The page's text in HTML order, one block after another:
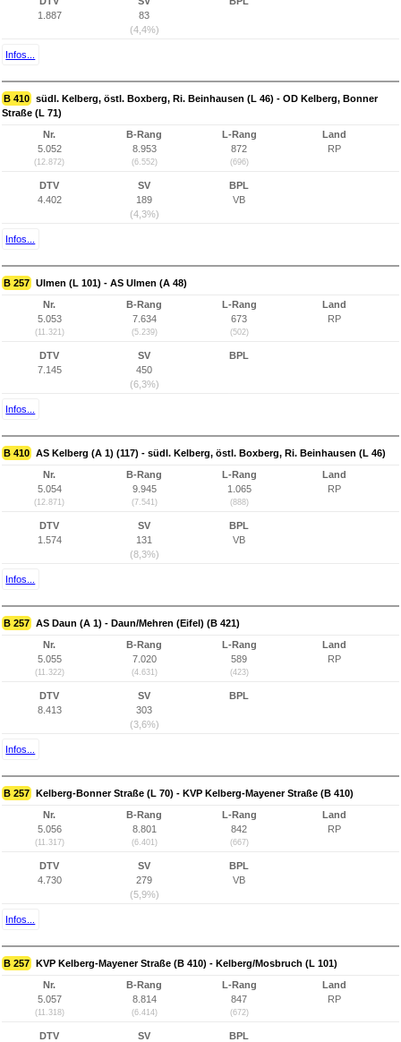
1.887
83
(4,4%)
Infos...
B 410 südl. Kelberg, östl. Boxberg, Ri. Beinhausen (L 46) - OD Kelberg, Bonner
Straße (L 71)
Nr.
5.052
(12.872)
B-Rang
8.953
(6.552)
L-Rang
872
(696)
Land
RP
DTV
4.402
SV
189
(4,3%)
BPL
VB
Infos...
B 257 Ulmen (L 101) - AS Ulmen (A 48)
Nr.
5.053
(11.321)
B-Rang
7.634
(5.239)
L-Rang
673
(502)
Land
RP
DTV
7.145
SV
450
(6,3%)
BPL
Infos...
B 410 AS Kelberg (A 1) (117) - südl. Kelberg, östl. Boxberg, Ri. Beinhausen (L 46)
Nr.
5.054
(12.871)
B-Rang
9.945
(7.541)
L-Rang
1.065
(888)
Land
RP
DTV
1.574
SV
131
(8,3%)
BPL
VB
Infos...
B 257 AS Daun (A 1) - Daun/Mehren (Eifel) (B 421)
Nr.
5.055
(11.322)
B-Rang
7.020
(4.631)
L-Rang
589
(423)
Land
RP
DTV
8.413
SV
303
(3,6%)
BPL
Infos...
B 257 Kelberg-Bonner Straße (L 70) - KVP Kelberg-Mayener Straße (B 410)
Nr.
5.056
(11.317)
B-Rang
8.801
(6.401)
L-Rang
842
(667)
Land
RP
DTV
4.730
SV
279
(5,9%)
BPL
VB
Infos...
B 257 KVP Kelberg-Mayener Straße (B 410) - Kelberg/Mosbruch (L 101)
Nr.
5.057
(11.318)
B-Rang
8.814
(6.414)
L-Rang
847
(672)
Land
RP
DTV
SV
BPL